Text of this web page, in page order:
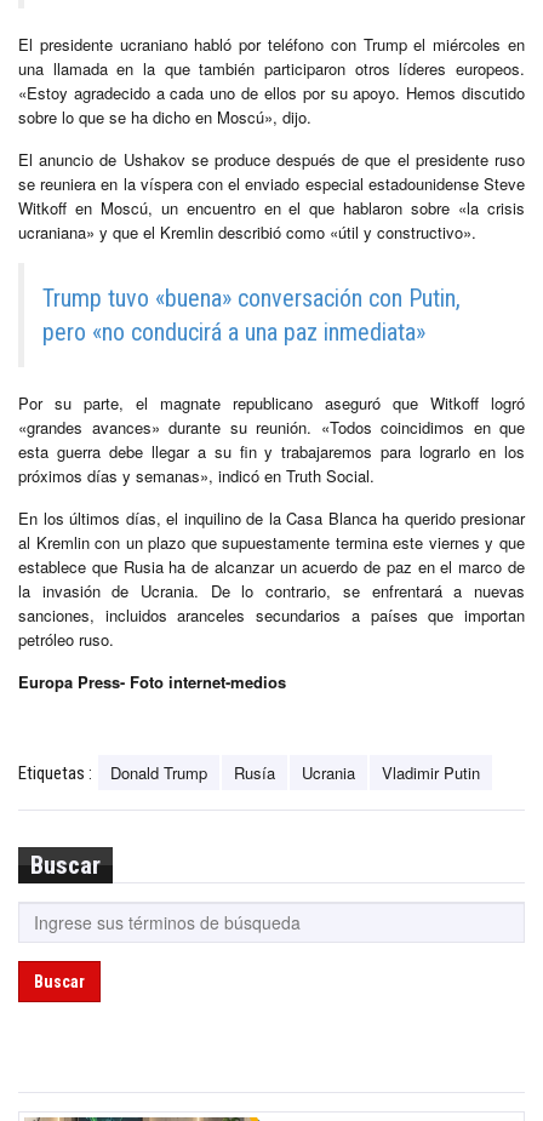
El presidente ucraniano habló por teléfono con Trump el miércoles en
una llamada en la que también participaron otros líderes europeos.
«Estoy agradecido a cada uno de ellos por su apoyo. Hemos discutido
sobre lo que se ha dicho en Moscú», dijo.
El anuncio de Ushakov se produce después de que el presidente ruso
se reuniera en la víspera con el enviado especial estadounidense Steve
Witkoff en Moscú, un encuentro en el que hablaron sobre «la crisis
ucraniana» y que el Kremlin describió como «útil y constructivo».
Trump tuvo «buena» conversación con Putin,
pero «no conducirá a una paz inmediata»
Por su parte, el magnate republicano aseguró que Witkoff logró
«grandes avances» durante su reunión. «Todos coincidimos en que
esta guerra debe llegar a su fin y trabajaremos para lograrlo en los
próximos días y semanas», indicó en Truth Social.
En los últimos días, el inquilino de la Casa Blanca ha querido presionar
al Kremlin con un plazo que supuestamente termina este viernes y que
establece que Rusia ha de alcanzar un acuerdo de paz en el marco de
la invasión de Ucrania. De lo contrario, se enfrentará a nuevas
sanciones, incluidos aranceles secundarios a países que importan
petróleo ruso.
Europa Press- Foto internet-medios
Etiquetas : Donald Trump Rusía Ucrania Vladimir Putin
Buscar
Buscar